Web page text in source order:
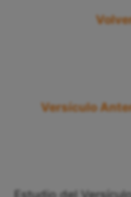
Versículo